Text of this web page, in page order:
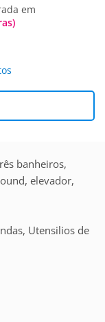
em
banheiros,
elevador,
Utensilios de